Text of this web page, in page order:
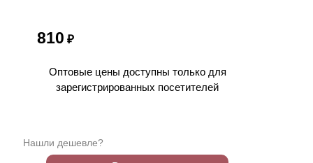
810 ₽
Оптовые цены доступны только для
зарегистрированных посетителей
Нашли дешевле?